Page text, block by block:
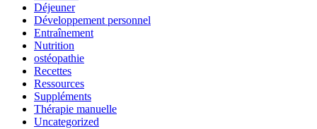
Déjeuner
Développement personnel
Entraînement
Nutrition
ostéopathie
Recettes
Ressources
Suppléments
Thérapie manuelle
Uncategorized